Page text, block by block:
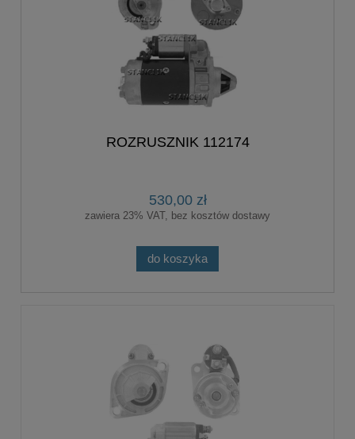
ROZRUSZNIK 112174
530,00 zł
zawiera 23% VAT, bez kosztów dostawy
do koszyka